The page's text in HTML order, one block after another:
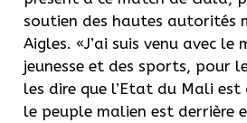
soutien des hautes autorités
Aigles. «J’ai suis venu avec le
jeunesse et des sports, pour
les dire que l’Etat du Mali est
le peuple malien est derrière